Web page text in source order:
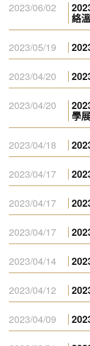
2023/06/02
絡
2023/05/19
2023/04/20
2023/04/20
學
2023/04/18
2023/04/17
2023/04/17
2023/04/17
2023/04/14
2023/04/12
2023/04/09